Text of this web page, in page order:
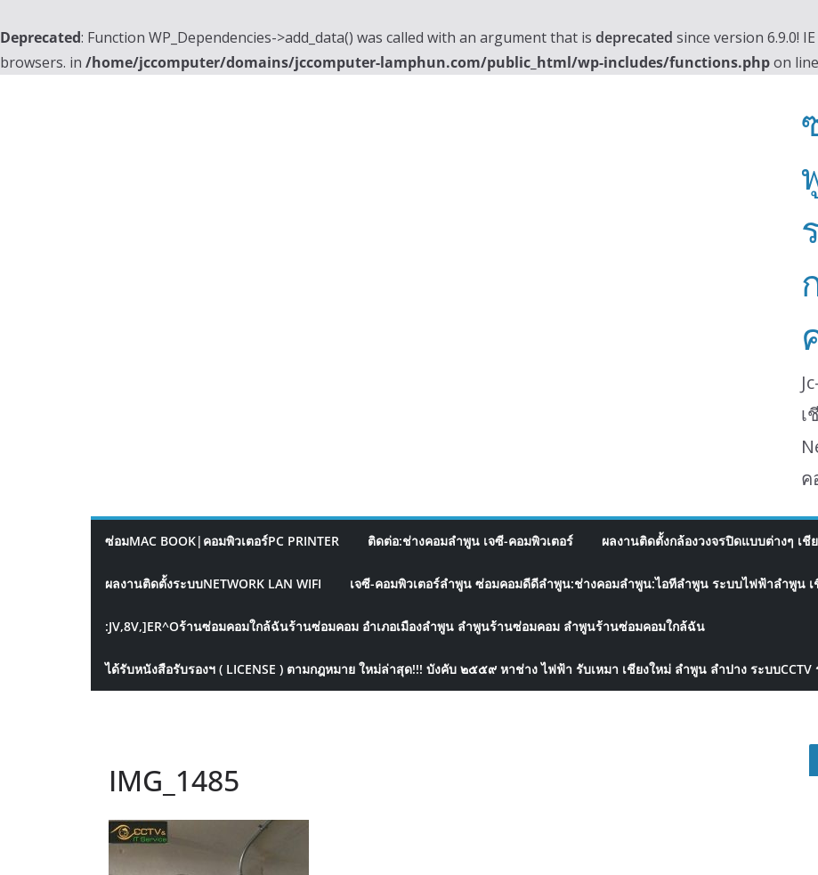
Deprecated: Function WP_Dependencies->add_data() was called with an argument that is deprecated since version 6.9.0!
browsers. in /home/jccomputer/domains/jccomputer-lamphun.com/public_html/wp-includes/functions.phpon line
เ
ค
ซ่อมMAC BOOK|คอมพิวเตอร์PC PRINTER ติดต่อ:ช่างคอมลำพูน เจซี-คอมพิวเตอร์ ผลงานติดตั้งกล้องวงจรปิดแบบต่างๆ เชี
ผลงานติดตั้งระบบNETWORK LAN WIFI เจซี-คอมพิวเตอร์ลำพูน ซ่อมคอมดีดีลำพูน:ช่างคอมลำพูน:ไอทีลำพูน ระบบไฟฟ้าลำพูน
:JV,8V,]ER^Oร้านซ่อมคอมใกล้ฉันร้านซ่อมคอม อำเภอเมืองลำพูน ลำพูนร้านซ่อมคอม ลำพูนร้านซ่อมคอมใกล้ฉัน
ได้รับหนังสือรับรองฯ ( LICENSE ) ตามกฎหมาย ใหม่ล่าสุด!!! บังคับ ๒๕๕๙ หาช่าง ไฟฟ้า รับเหมา เชียงใหม่ ลำพูน ลำปาง ระบบCCTV
IMG_1485